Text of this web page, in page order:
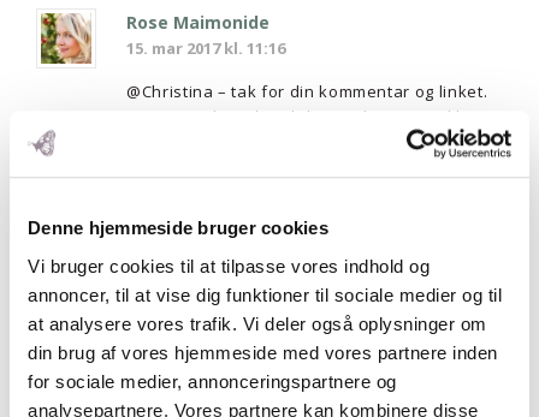
Denne hjemmeside bruger cookies
Vi bruger cookies til at tilpasse vores indhold og
annoncer, til at vise dig funktioner til sociale medier og til
at analysere vores trafik. Vi deler også oplysninger om
din brug af vores hjemmeside med vores partnere inden
for sociale medier, annonceringspartnere og
analysepartnere. Vores partnere kan kombinere disse
Rose Maimonide
15. mar 2017 kl. 11:16
@Christina – tak for din kommentar og linket.
Jeg er i tvivl om, hvad det er, du gerne vil have
svar på, og hvordan du ser sammenhængen
rådgivningsmuligheder, f.eks. min gratis
fredagsbrevkasse her på bloggen. Se mere
her:
https://rosemaimonide.com/11-ny/
Kærligst
Svar